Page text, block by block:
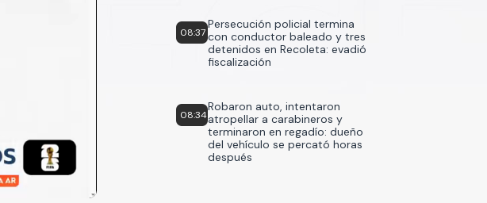
08:37
Persecución policial termina
con conductor baleado y tres
detenidos en Recoleta: evadió
fiscalización
08:34
Robaron auto, intentaron
atropellar a carabineros y
terminaron en regadío: dueño
del vehículo se percató horas
después